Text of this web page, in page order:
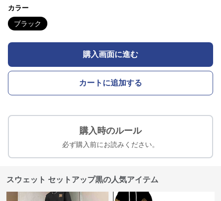
カラー
ブラック
購入画面に進む
カートに追加する
購入時のルール
必ず購入前にお読みください。
スウェット セットアップ黒の人気アイテム